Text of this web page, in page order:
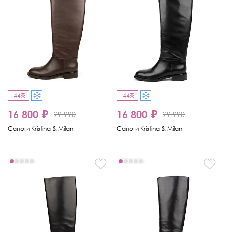
-44%
16 800 ₽ 29 990
Сапоги Kristina & Milan
-44%
16 800 ₽ 29 990
Сапоги Kristina & Milan